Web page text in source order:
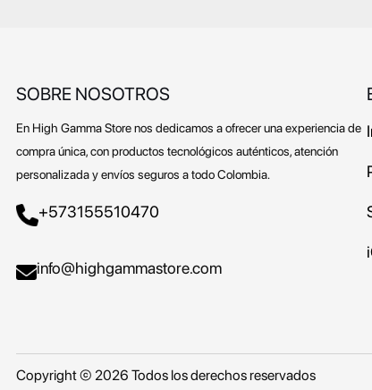
SOBRE NOSOTROS
En High Gamma Store nos dedicamos a ofrecer una experiencia de
compra única, con productos tecnológicos auténticos, atención
personalizada y envíos seguros a todo Colombia.
+573155510470
info@highgammastore.com
Copyright © 2026 Todos los derechos reservados